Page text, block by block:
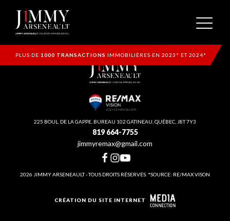
PLUS DE 1000 TRANSACTIONS IMMOBILIÈRES EN 2023* ET 2024*
225 BOUL. DE LA GAPPE, BUREAU 102 GATINEAU, QUÉBEC, J8T 7Y3
819 664-7755
jimmyremax@gmail.com
2026 JIMMY ARSENEAULT - TOUS DROITS RÉSERVÉS. *SOURCE: RE/MAX VISON
CRÉATION DU SITE INTERNET